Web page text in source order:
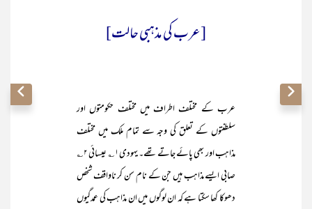
[عرب کی مذہبی حالت]
عرب کے مختلف اطراف میں مختلف حکومتوں اور
سلطنتوں کے تعلق کی وجہ سے تمام ملک میں مختلف
مذاہب اور بھی پائے جاتے تھے۔ یہودی۱؎ عیسائی ۲؎
صابی ایسے مذاہب ہیں جن کے نام سن کر ناواقف شخص
دھوکا کھا سکتا ہے کہ ان لوگوں میں ان مذاہب کی عمدگیوں